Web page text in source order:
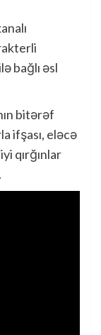
bağlı əsl
bitərəf
ifşası, eləcə
qırğınlar